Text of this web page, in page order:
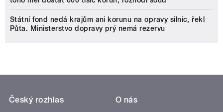
Státní fond nedá krajům ani korunu na opravy silnic, řekl
Půta. Ministerstvo dopravy prý nemá rezervu
Český rozhlas
O nás